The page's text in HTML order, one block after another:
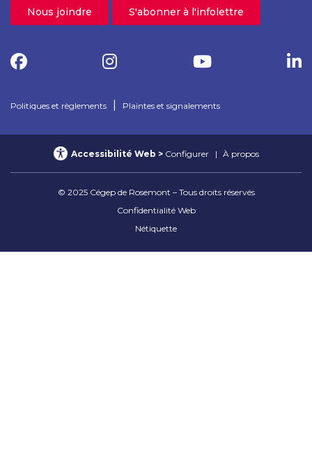
Nous joindre S'abonner à l'infolettre
Politiques et règlements Plaintes et signalements
© 2025 Cégep de Rosemont – Tous droits réservés
Confidentialité Web
Nétiquette
Accessibilité Web Configurer À propos